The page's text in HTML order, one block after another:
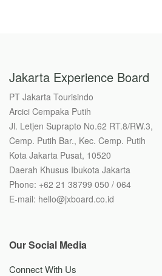
Jakarta Experience Board
PT Jakarta Tourisindo
Arcici Cempaka Putih
Jl. Letjen Suprapto No.62 RT.8/RW.3,
Cemp. Putih Bar., Kec. Cemp. Putih
Kota Jakarta Pusat, 10520
Daerah Khusus Ibukota Jakarta
Phone: +62 21 38799 050 / 064
E-mail: hello@jxboard.co.id
Our Social Media
Connect With Us